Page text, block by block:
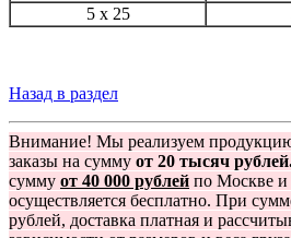
5 x 25
Назад в раздел
Внимание! Мы реализуем
заказы на сумму от 20 тысяч
сумму от 40 000 рублей по Москве
осуществляется бесплатно. При
рублей, доставка платная и